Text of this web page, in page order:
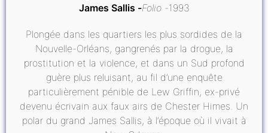
James Sallis Folio 1993
Plongée dans les quartiers les plus sordides de la
Nouvelle-Orléans, gangrenés par la drogue, la
prostitution et la violence, et dans un Sud profond
guère plus reluisant, au fil d’une enquête
particulièrement pénible de Lew Griffin, ex-privé
devenu écrivain aux faux airs de Chester Himes. Un
polar du grand James Sallis, à l’époque où il vivait à